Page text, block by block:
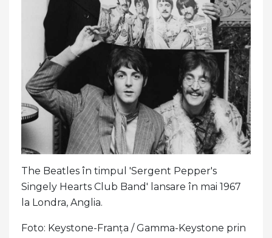
The Beatles în timpul 'Sergent Pepper's
Singely Hearts Club Band' lansare în mai 1967
la Londra, Anglia.
Foto: Keystone-Franța / Gamma-Keystone prin